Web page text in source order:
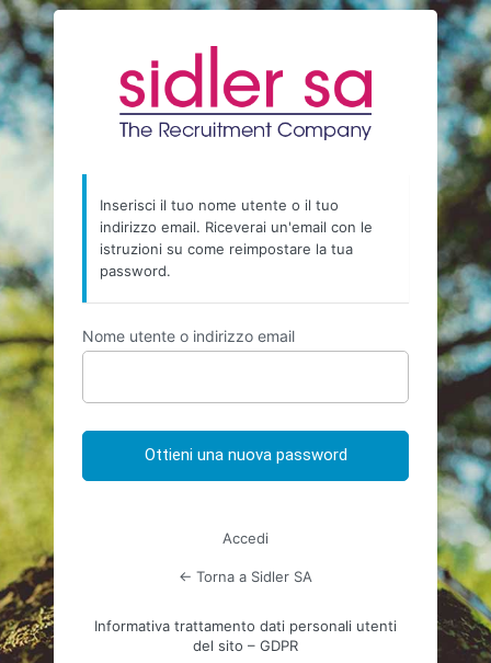
Password
persa
https://
Inserisci il tuo nome utente o il tuo
indirizzo email. Riceverai un'email con le
istruzioni su come reimpostare la tua
password.
Nome utente o indirizzo email
Accedi
← Torna a Sidler SA
Informativa trattamento dati personali utenti
del sito – GDPR